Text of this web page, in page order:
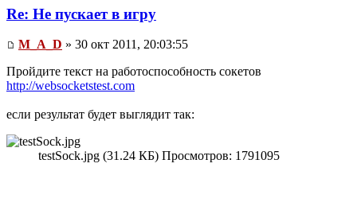
Re: Не пускает в игру
M_A_D » 30 окт 2011, 20:03:55
Пройдите текст на работоспособность сокетов
http://websocketstest.com
если результат будет выглядит так:
testSock.jpg (31.24 КБ) Просмотров: 1791095